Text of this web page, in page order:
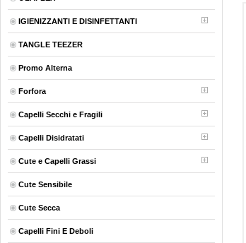
IGIENIZZANTI E DISINFETTANTI
TANGLE TEEZER
Promo Alterna
Forfora
Capelli Secchi e Fragili
Capelli Disidratati
Cute e Capelli Grassi
Cute Sensibile
Cute Secca
Capelli Fini E Deboli